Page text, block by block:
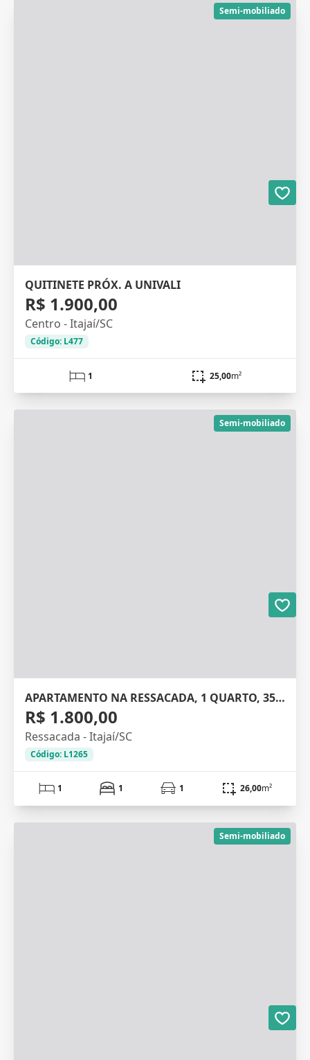
Semi-mobiliado
QUITINETE PRÓX. A UNIVALI
R$ 1.900,00
Centro - Itajaí/SC
Código: L477
1 25,00m²
Semi-mobiliado
APARTAMENTO NA RESSACADA, 1 QUARTO, 35M²
R$ 1.800,00
Ressacada - Itajaí/SC
Código: L1265
1 1 1 26,00m²
Semi-mobiliado